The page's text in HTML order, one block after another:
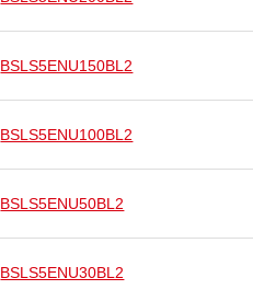
BSLS5ENU150BL2
BSLS5ENU100BL2
BSLS5ENU50BL2
BSLS5ENU30BL2